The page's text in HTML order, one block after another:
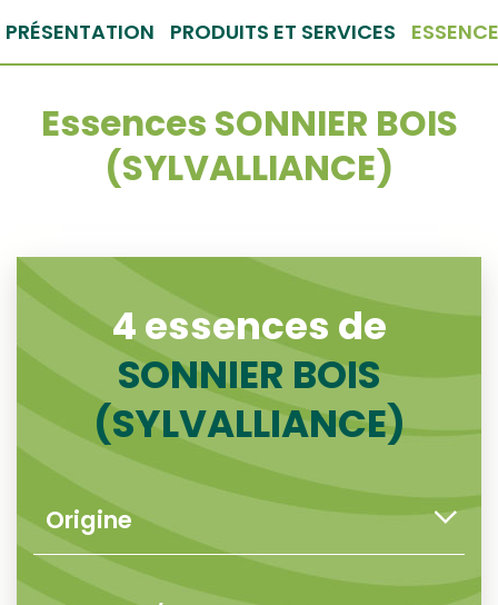
PRÉSENTATION PRODUITS ET SERVICES
Essences SONNIER BOIS
(SYLVALLIANCE)
4 essences de
SONNIER BOIS
(SYLVALLIANCE)